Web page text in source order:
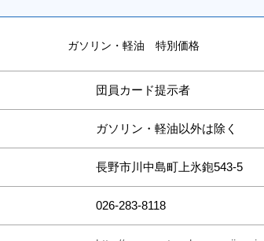
ガソリン・軽油 特別価格
団員カード提示者
ガソリン・軽油以外は除く
長野市川中島町上氷鉋543-5
026-283-8118